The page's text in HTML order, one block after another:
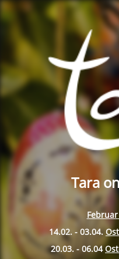
Tara
14.02. - 03.04.
20.03. - 06.04